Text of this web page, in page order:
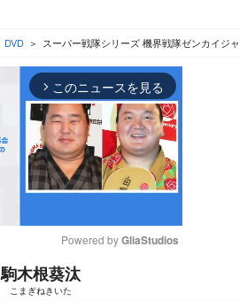
DVD スーパー戦隊シリーズ 機界戦隊ゼンカイジ
arrow_forward_ios このニュースを見る
Powered by GliaStudios
駒木根葵汰
こまぎねきいた